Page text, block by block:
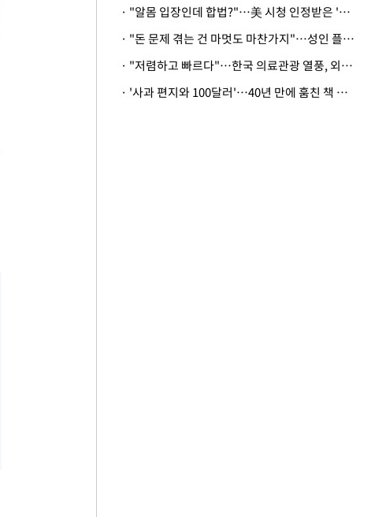
· "알몸 입장인데 합법?"…美 시청 인정받은 '누드' 레스토랑 화제
· "돈 문제 겪는 건 마멋도 마찬가지"…성인 플랫폼에 등장한 뜻밖의 스타
· "저렴하고 빠르다"…한국 의료관광 열풍, 외신도 주목
· '사과 편지와 100달러'…40년 만에 훔친 책 돌려준 美 절도범